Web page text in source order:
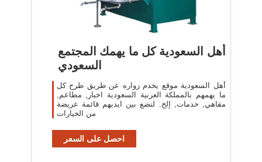
أهل السعودية كل ما يهمك المجتمع
السعودي
أهل السعودية موقع يخدم زواره عن طريق طرح كل
ما يهمهم بالمملكة العربية السعودية اخبار, مطاعم,
مقاهي, خدمات, إلخ. لنضع بين ايديهم قائمة عريضة
من الخيارات
احصل على السعر